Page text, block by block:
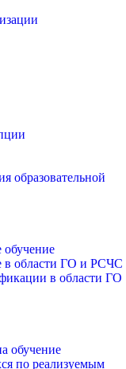
образовательной
обучение
в области ГО и РСЧС
в области ГО
обучение
по реализуемым